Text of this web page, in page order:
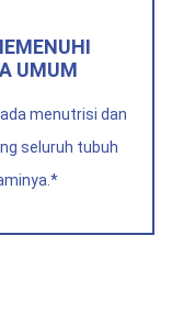
UMUM
menutrisi dan
seluruh tubuh